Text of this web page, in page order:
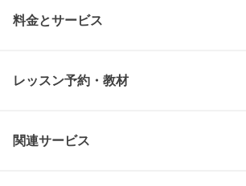
料金とサービス
レッスン予約・教材
関連サービス